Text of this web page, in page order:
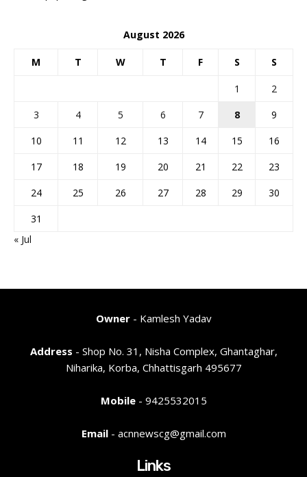
August 2026
M T W T F S S
1
2
3
4 5 6 7 8
9
10
11 12 13 14 15
16
17
18 19 20 21 22
23
24
25 26 27 28 29
30
31
« Jul
Owner- Kamlesh Yadav
Address - Shop No. 31, Nisha Complex, Ghantaghar,
Niharika, Korba, Chhattisgarh 495677
Mobile- 9425532015
Email- acnnewscg@gmail.com
Links